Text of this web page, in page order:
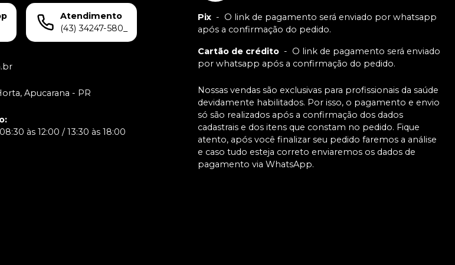
Atendimento
(43) 34247-580_
Apucarana - PR
:
às 12:00 / 13:30 às 18:00
Pix - O link de pagamento será enviado por whatsapp
após a confirmação do pedido.
Cartão de crédito - O link de pagamento será enviado
por whatsapp após a confirmação do pedido.
Nossas vendas são exclusivas para profissionais da saúde
devidamente habilitados. Por isso, o pagamento e envio
só são realizados após a confirmação dos dados
cadastrais e dos itens que constam no pedido. Fique
atento, após você finalizar seu pedido faremos a análise
e caso tudo esteja correto enviaremos os dados de
pagamento via WhatsApp.